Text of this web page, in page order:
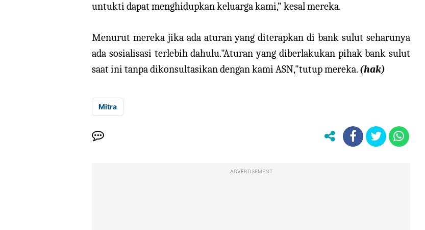
untukti dapat menghidupkan keluarga kami,” kesal mereka.
Menurut mereka jika ada aturan yang diterapkan di bank sulut seharunya
ada sosialisasi terlebih dahulu."Aturan yang diberlakukan pihak bank sulut
saat ini tanpa dikonsultasikan dengan kami ASN,"tutup mereka. (hak)
Mitra
ADVERTISEMENT